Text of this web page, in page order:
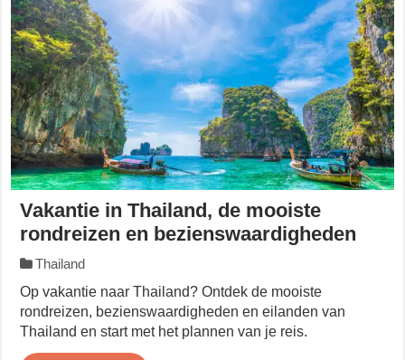
Vakantie in Thailand, de mooiste
rondreizen en bezienswaardigheden
Thailand
Op vakantie naar Thailand? Ontdek de mooiste
rondreizen, bezienswaardigheden en eilanden van
Thailand en start met het plannen van je reis.